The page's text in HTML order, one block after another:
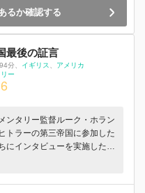
ントの裁判傍聴記『イェルサ
の陳腐さについての報告』に
なき医師団”元総裁のロニ
イスラエル映画界の“反体制
映像作家エイアル・シヴァン
映像素材の内容をもとに、
成。映画は、“専門家（スペ
のアイヒマンの技術的能力
席で口びるをゆがめ「自分は
だけ」とひたすら主張する小
悲なまでのリアリズムで映し
レントが説いた“悪の凡庸
るか確認する
最後の証言
94分 イギリス
アメリカ
ー
ンタリー監督ルーク・ホラン
トラーの第三帝国に参加した
にインタビューを実施した。
目撃した、生存する最後の世
ーを神話とするナチスの精神